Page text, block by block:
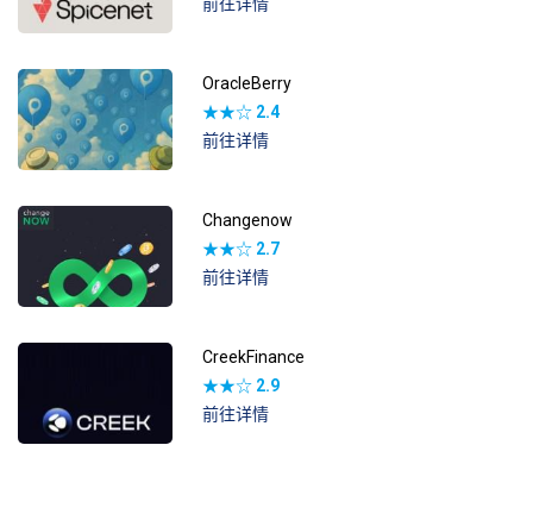
OracleBerry
★★☆ 2.4
前往详情
Changenow
★★☆ 2.7
前往详情
CreekFinance
★★☆ 2.9
前往详情